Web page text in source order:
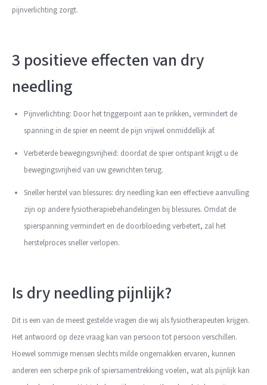
pijnverlichting zorgt.
3 positieve effecten van dry
needling
Pijnverlichting: Door het triggerpoint aan te prikken, vermindert de
spanning in de spier en neemt de pijn vrijwel onmiddellijk af.
Verbeterde bewegingsvrijheid: doordat de spier ontspant krijgt u de
bewegingsvrijheid van uw gewrichten terug.
Sneller herstel van blessures: dry needling kan een effectieve aanvulling
zijn op andere fysiotherapiebehandelingen bij blessures. Omdat de
spierspanning vermindert en de doorbloeding verbetert, zal het
herstelproces sneller verlopen.
Is dry needling pijnlijk?
Dit is een van de meest gestelde vragen die wij als fysiotherapeuten krijgen.
Het antwoord op deze vraag kan van persoon tot persoon verschillen.
Hoewel sommige mensen slechts milde ongemakken ervaren, kunnen
anderen een scherpe prik of spiersamentrekking voelen, wat als pijnlijk kan